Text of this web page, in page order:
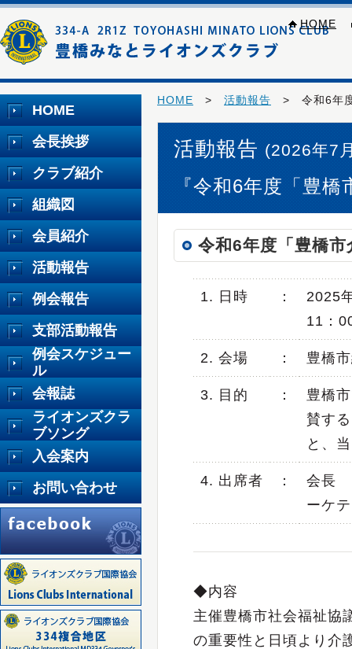
HOME
HOME > 活動報告 > 令和6年度
活動報告 (2026年7
『令和6年度「豊
令和6年度「豊橋
1. 日時 ：
2025
11：
2. 会場 ： 豊橋
3. 目的 ：
豊橋
賛す
と、
4. 出席者 ：
会長
ーケ
◆内容
主催豊橋市社会福祉協
の重要性と日頃より介
HOME
会長挨拶
クラブ紹介
組織図
会員紹介
活動報告
例会報告
支部活動報告
例会スケジュー
ル
会報誌
ライオンズクラ
ブソング
入会案内
お問い合わせ